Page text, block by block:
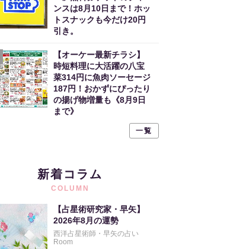
ンスは8月10日まで！ホッ
トスナックも今だけ20円
引き。
【オーケー最新チラシ】
時短料理に大活躍の八宝
菜314円に魚肉ソーセージ
187円！おかずにぴったり
の揚げ物増量も《8月9日
まで》
一覧
新着コラム
COLUMN
【占星術研究家・早矢】
2026年8月の運勢
西洋占星術師・早矢の占い
Room